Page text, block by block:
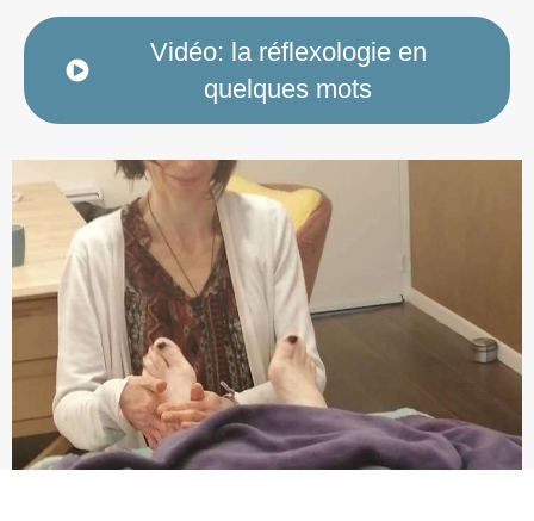
Vidéo: la réflexologie en
quelques mots